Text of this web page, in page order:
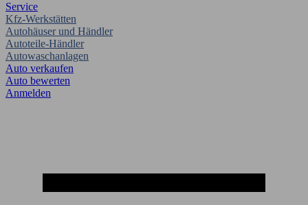
Service
Kfz-Werkstätten
Autohäuser und Händler
Autoteile-Händler
Autowaschanlagen
Auto verkaufen
Auto bewerten
Anmelden